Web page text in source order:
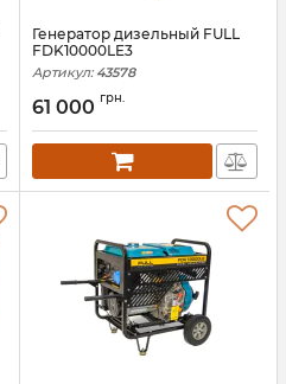
Генератор дизельный FULL
FDK10000LE3
Артикул: 43578
61 000 грн.